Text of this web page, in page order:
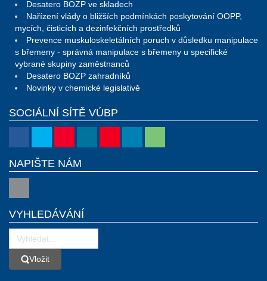
Desatero BOZP ve skladech
Nařízení vlády o bližších podmínkách poskytování OOPP,
mycích, čisticích a dezinfekčních prostředků
Prevence muskuloskeletálních poruch v důsledku manipulace
s břemeny - správná manipulace s břemeny u specifické
vybrané skupiny zaměstnanců
Desatero BOZP zahradníků
Novinky v chemické legislativě
SOCIÁLNÍ SÍTĚ VÚBP
NAPIŠTE NÁM
VYHLEDÁVÁNÍ
VložitVložit